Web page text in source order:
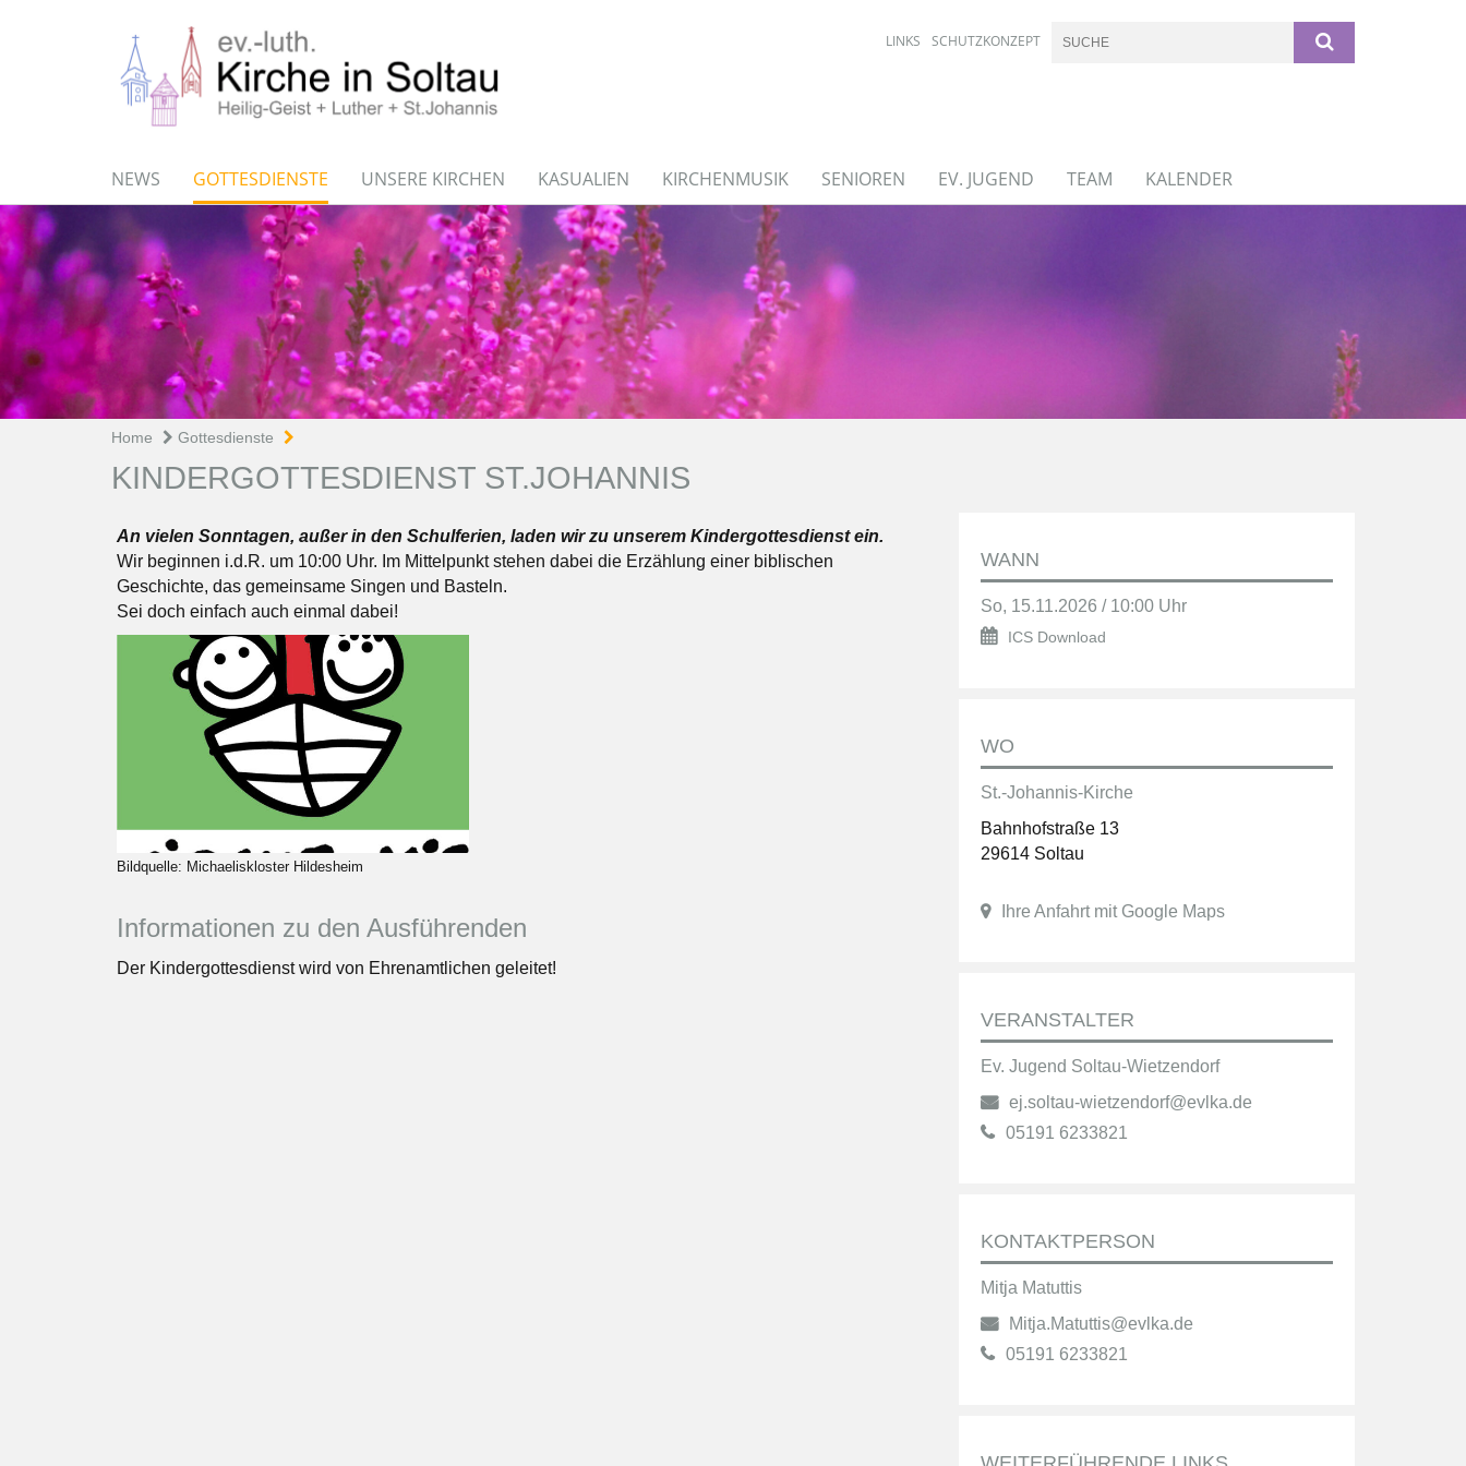
LINKS SCHUTZKONZEPT
NEWS GOTTESDIENSTE UNSERE KIRCHEN KASUALIEN KIRCHENMUSIK SENIOREN EV. JUGEND TEAM KALENDER
Home Gottesdienste
KINDERGOTTESDIENST ST.JOHANNIS
An vielen Sonntagen, außer in den Schulferien, laden wir zu unserem Kindergottesdienst ein.
Wir beginnen i.d.R. um 10:00 Uhr. Im Mittelpunkt stehen dabei die Erzählung einer biblischen
Geschichte, das gemeinsame Singen und Basteln.
Sei doch einfach auch einmal dabei!
Bildquelle: Michaeliskloster Hildesheim
Informationen zu den Ausführenden
Der Kindergottesdienst wird von Ehrenamtlichen geleitet!
WANN
So, 15.11.2026 / 10:00 Uhr
ICS Download
WO
St.-Johannis-Kirche
Bahnhofstraße 13
29614 Soltau
Ihre Anfahrt mit Google Maps
VERANSTALTER
Ev. Jugend Soltau-Wietzendorf
ej.soltau-wietzendorf@evlka.de
05191 6233821
KONTAKTPERSON
Mitja Matuttis
Mitja.Matuttis@evlka.de
05191 6233821